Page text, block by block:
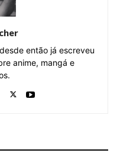
então já escreveu
anime, mangá e